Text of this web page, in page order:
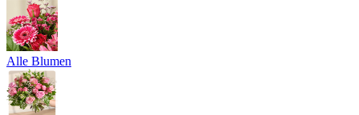
Alle Blumen